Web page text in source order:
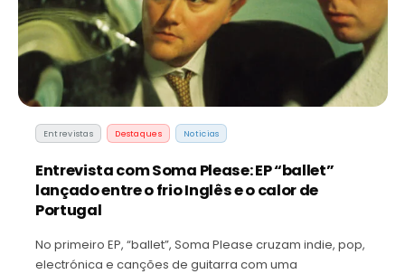
Entrevistas Destaques Noticias
Entrevista com Soma Please: EP “ballet”
lançado entre o frio Inglês e o calor de
Portugal
No primeiro EP, “ballet”, Soma Please cruzam indie, pop,
electrónica e canções de guitarra com uma